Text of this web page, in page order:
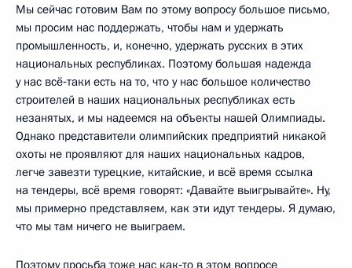
Мы сейчас готовим Вам по этому вопросу большое письмо,
мы просим нас поддержать, чтобы нам и удержать
промышленность, и, конечно, удержать русских в этих
национальных республиках. Поэтому большая надежда
у нас всё‑таки есть на то, что у нас большое количество
строителей в наших национальных республиках есть
незанятых, и мы надеемся на объекты нашей Олимпиады.
Однако представители олимпийских предприятий никакой
охоты не проявляют для наших национальных кадров,
легче завезти турецкие, китайские, и всё время ссылка
на тендеры, всё время говорят: «Давайте выигрывайте». Ну,
мы примерно представляем, как эти идут тендеры. Я думаю,
что мы там ничего не выиграем.
Поэтому просьба тоже нас как‑то в этом вопросе